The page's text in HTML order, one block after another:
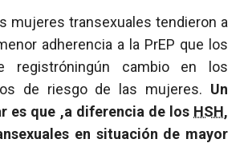
mujeres transexuales tendieron a
adherencia a la PrEP que los
cambio en los
de riesgo de las mujeres. Un
es que ,a diferencia de los HSH,
en situación de mayor